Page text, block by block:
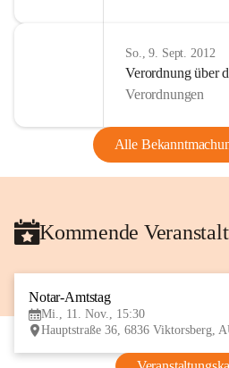
So., 9. Sept. 2012
Verordnung über
Verordnungen
Alle
Kommende
Notar-Amtstag
Mi., 11. Nov., 15:30
Hauptstraße 36, 6836 Viktorsberg,